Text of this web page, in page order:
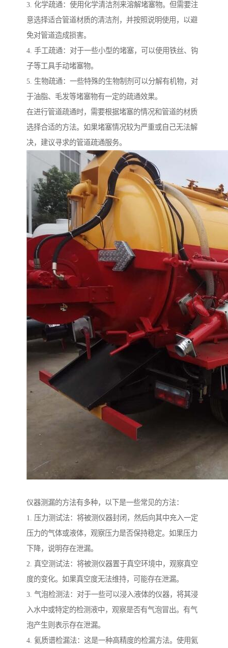
3. 化学疏通：使用化学清洁剂来溶解堵塞物。但需要注
意选择适合管道材质的清洁剂，并按照说明使用，以避
免对管道造成损害。
4. 手工疏通：对于一些小型的堵塞，可以使用铁丝、钩
子等工具手动堵塞物。
5. 生物疏通：一些特殊的生物制剂可以分解有机物，对
于油脂、毛发等堵塞物有一定的疏通效果。
在进行管道疏通时，需要根据堵塞的情况和管道的材质
选择合适的方法。如果堵塞情况较为严重或自己无法解
决，建议寻求的管道疏通服务。
仪器测漏的方法有多种，以下是一些常见的方法：
1. 压力测试法：将被测仪器封闭，然后向其中充入一定
压力的气体或液体，观察压力是否保持稳定。如果压力
下降，说明存在泄漏。
2. 真空测试法：将被测仪器置于真空环境中，观察真空
度的变化。如果真空度无法维持，可能存在泄漏。
3. 气泡检测法：对于一些可以浸入液体的仪器，将其浸
入水中或特定的检测液中，观察是否有气泡冒出。有气
泡产生则表示存在泄漏。
4. 氦质谱检漏法：这是一种高精度的检漏方法。使用氦